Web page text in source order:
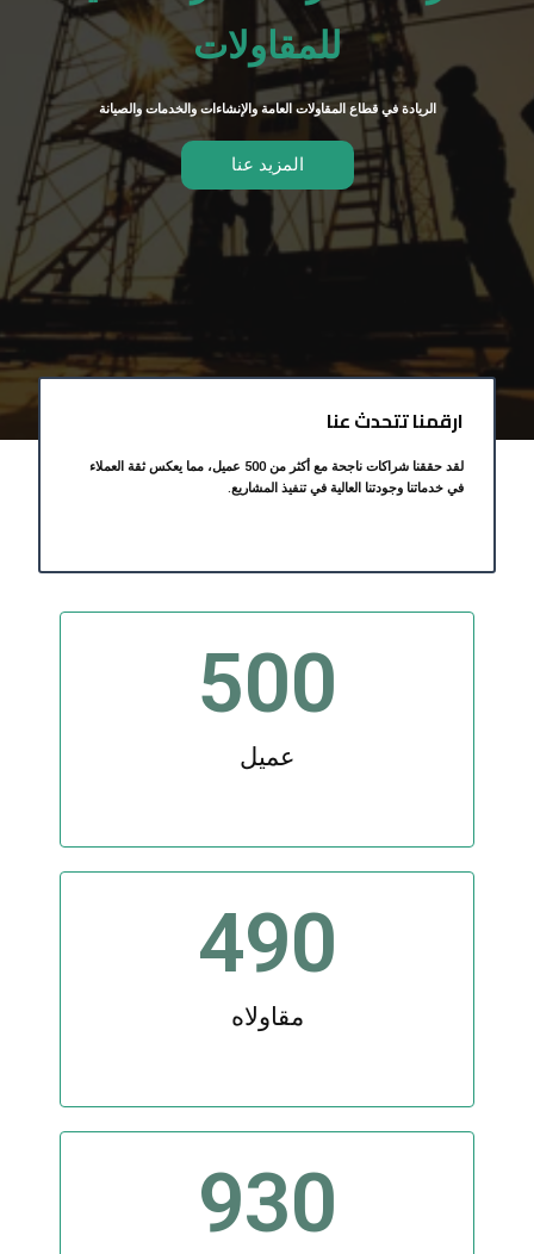
للمقاولات
الريادة في قطاع المقاولات العامة والإنشاءات والخدمات والصيانة
المزيد عنا
ارقمنا تتحدث عنا
لقد حققنا شراكات ناجحة مع أكثر من 500 عميل، مما يعكس ثقة العملاء
في خدماتنا وجودتنا العالية في تنفيذ المشاريع.
عميل
500
مقاولاه
490
930